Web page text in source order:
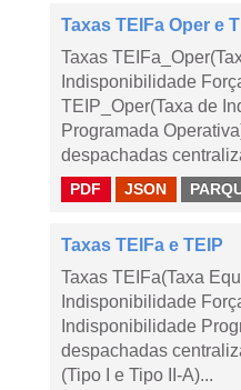
Taxas TEIFa Oper e
Taxas
Indisponibilidade
TEIP_Oper(Taxa de
Programada
despachadas
PDF JSON
Taxas TEIFa e TEIP
Taxas TEIFa(Taxa
Indisponibilidade
Indisponibilidade
despachadas
(Tipo I e Tipo II-A)...